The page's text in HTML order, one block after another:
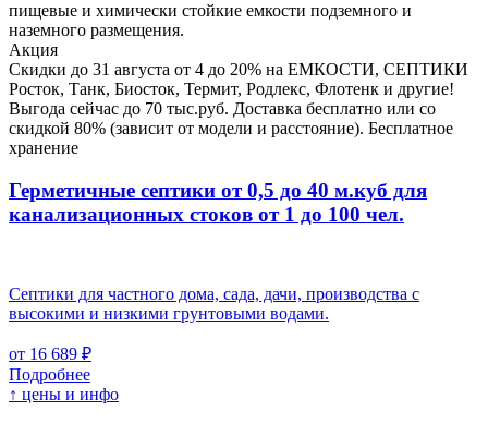
пищевые и химически стойкие емкости подземного и
наземного размещения.
Акция
Скидки до 31 августа от 4 до 20% на ЕМКОСТИ, СЕПТИКИ
Росток, Танк, Биосток, Термит, Родлекс, Флотенк и другие!
Выгода сейчас до 70 тыс.руб. Доставка бесплатно или со
скидкой 80% (зависит от модели и расстояние). Бесплатное
хранение
Герметичные септики от 0,5 до 40 м.куб для
канализационных стоков от 1 до 100 чел.
Септики для частного дома, сада, дачи, производства с
высокими и низкими грунтовыми водами.
от 16 689 ₽
Подробнее
↑ цены и инфо